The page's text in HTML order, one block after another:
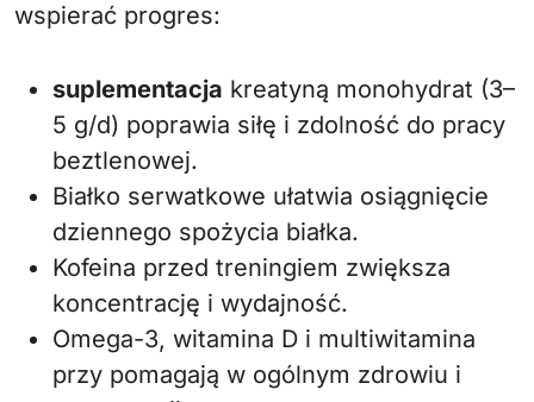
wspierać progres:
suplementacja kreatyną monohydrat (3–
5 g/d) poprawia siłę i zdolność do pracy
beztlenowej.
Białko serwatkowe ułatwia osiągnięcie
dziennego spożycia białka.
Kofeina przed treningiem zwiększa
koncentrację i wydajność.
Omega-3, witamina D i multiwitamina
przy pomagają w ogólnym zdrowiu i